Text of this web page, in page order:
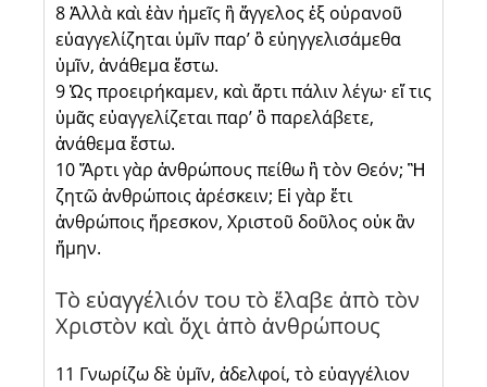
8 Ἀλλὰ καὶ ἐὰν ἡμεῖς ἢ ἄγγελος ἐξ οὐρανοῦ
εὐαγγελίζηται ὑμῖν παρ’ ὃ εὐηγγελισάμεθα
ὑμῖν, ἀνάθεμα ἔστω.
9 Ὡς προειρήκαμεν, καὶ ἄρτι πάλιν λέγω· εἴ τις
ὑμᾶς εὐαγγελίζεται παρ’ ὃ παρελάβετε,
ἀνάθεμα ἔστω.
10 Ἄρτι γὰρ ἀνθρώπους πείθω ἢ τὸν Θεόν; Ἢ
ζητῶ ἀνθρώποις ἀρέσκειν; Εἰ γὰρ ἔτι
ἀνθρώποις ἤρεσκον, Χριστοῦ δοῦλος οὐκ ἂν
ἤμην.
Τὸ εὐαγγέλιόν του τὸ ἔλαβε ἀπὸ τὸν
Χριστὸν καὶ ὄχι ἀπὸ ἀνθρώπους
11 Γνωρίζω δὲ ὑμῖν, ἀδελφοί, τὸ εὐαγγέλιον